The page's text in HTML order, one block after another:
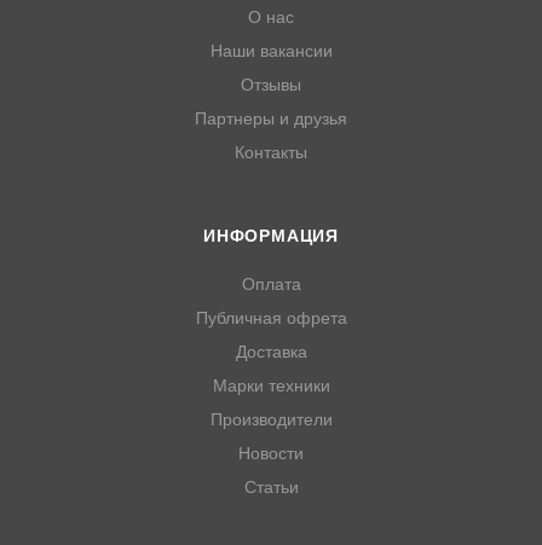
О нас
Наши вакансии
Отзывы
Партнеры и друзья
Контакты
ИНФОРМАЦИЯ
Оплата
Публичная офрета
Доставка
Марки техники
Производители
Новости
Статьи